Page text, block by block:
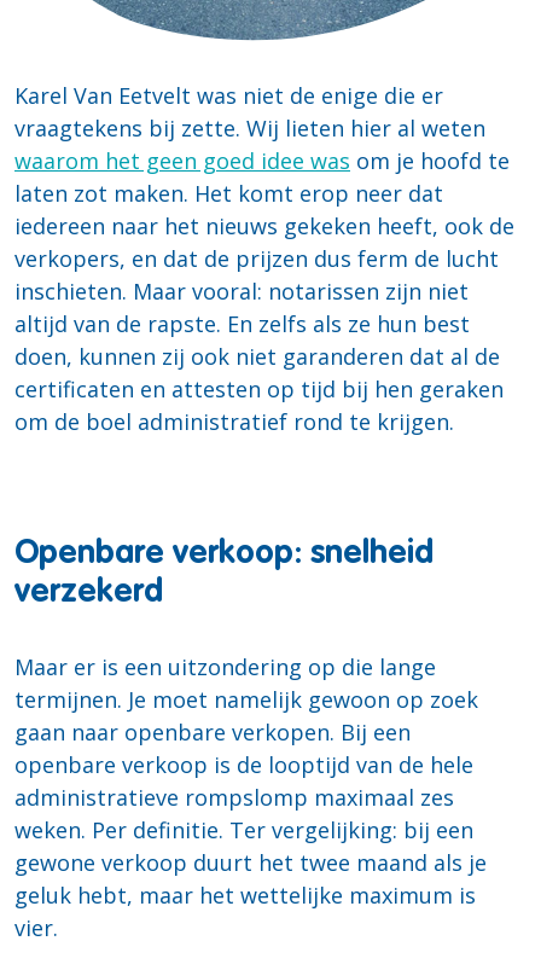
Karel Van Eetvelt was niet de enige die er
vraagtekens bij zette. Wij lieten hier al weten
waarom het geen goed idee was om je hoofd te
laten zot maken. Het komt erop neer dat
iedereen naar het nieuws gekeken heeft, ook de
verkopers, en dat de prijzen dus ferm de lucht
inschieten. Maar vooral: notarissen zijn niet
altijd van de rapste. En zelfs als ze hun best
doen, kunnen zij ook niet garanderen dat al de
certificaten en attesten op tijd bij hen geraken
om de boel administratief rond te krijgen.
Openbare verkoop: snelheid
verzekerd
Maar er is een uitzondering op die lange
termijnen. Je moet namelijk gewoon op zoek
gaan naar openbare verkopen. Bij een
openbare verkoop is de looptijd van de hele
administratieve rompslomp maximaal zes
weken. Per definitie. Ter vergelijking: bij een
gewone verkoop duurt het twee maand als je
geluk hebt, maar het wettelijke maximum is
vier.